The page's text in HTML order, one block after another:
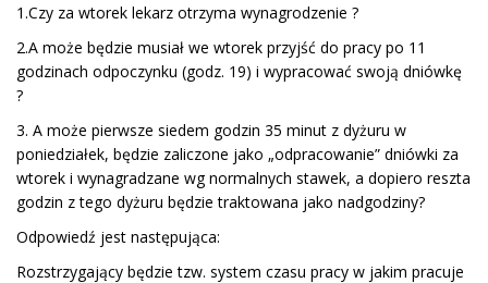
1.Czy za wtorek lekarz otrzyma wynagrodzenie ?
2.A może będzie musiał we wtorek przyjść do pracy po 11
godzinach odpoczynku (godz. 19) i wypracować swoją dniówkę
?
3. A może pierwsze siedem godzin 35 minut z dyżuru w
poniedziałek, będzie zaliczone jako „odpracowanie” dniówki za
wtorek i wynagradzane wg normalnych stawek, a dopiero reszta
godzin z tego dyżuru będzie traktowana jako nadgodziny?
Odpowiedź jest następująca:
Rozstrzygający będzie tzw. system czasu pracy w jakim pracuje